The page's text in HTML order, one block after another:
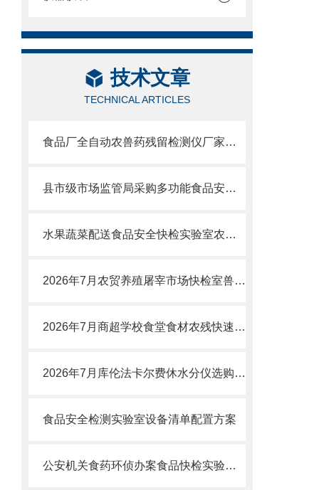
技术文章
TECHNICAL ARTICLES
食品厂全自动农兽药残留检测仪厂家品牌推荐及选型指南
县市级市场监管局采购多功能食品安全检测仪哪个品牌好？
水果蔬菜配送食品安全快检实验室农药残留检测仪器设备全套采购清单
2026年7月农贸养殖屠宰市场快检室兽药残留检测仪选购攻略：性价比厂家测评
2026年7月商超学校食堂食材农残快速检测设备怎么选？高性价比厂家测评
2026年7月库伦法卡尔费休水分仪选购攻略：权-威测评报告
食品安全检测实验室设备清单配置方案
公安机关食药环侦办案食品快检实验室建设及执法检测配套仪器设备清单